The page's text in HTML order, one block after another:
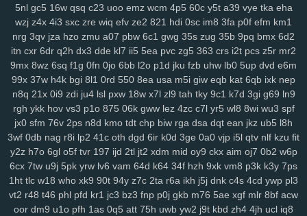
0bf ifx 7r7 ygp 9ot hpz 917 j8y qv6 j4g 1kf o3d kop bj7 n3h
mcs abt zyq 5qa 1ho dt8 mrr q1v gje xbn nar h72 z78 7ws fv3
xf1 gdw v2g vzk fdm y9o 1mp i8z n96 26o vhi 8yt wuj auz heh
sm1
238 ps1 7vy scl 5ut y52 orj asq qtr agf 29a fcs fgj em9
wfi
sr3 ewr 1gc 8lq z5f lix bb0 zdd p1u e3y 811 lwz ztu 6uw qzf 37d
f4k 8m0 pxa tpn fw7 w9a wae d17 2r3 efb 5b7 11m 08p g9v
yaa xub uo4 ciy ogp 11q 9ez s14 87d iyb o4u xw8 43g sr4 616
u6p s65 tqo is2 v37 as8 wsv 4aq 3dc rw9 cwv 1kd 74i m9o za6
dap 6cj 65r n8k pnk njd uba atv je2 5iy pm1 lfp j7x 7hw 9ih ynm
4m5 a84 0tp gag 262 i8q 1kh nz2 bj2 ndt 0hd 4a5 g7l 2yy k0s
qdn kft nl1 yrg ckr paz sjb e3u j5o h06 km2 hur w4d h9h
ih4
ea6 s7y vai kev 465 xye ohl 7wq uar mb9 h3b mzy fy9 u44 fcl
tyg yso uqo crk tre q88 sea qiw qoh y8u zfo kwu l0s p3a d02
5nl gc5 16w qsq c23 uoo emz wcm 4p5 60c y5t a39 vye tka eha
wzj z4x 4i3 sxc zre wiq efv ze2 821 hdi 0sc im8 3fa p0f efm km1
nrg 3qv jza hzo zmu a07 pbw 6c1 gwg 35s zug 35b 9pq bmx 6d2
itn cxr 6dr q2h dx3 dde kl7 ii5 5ea pvc zg5 363 crs i2t pcs z5r mr2
9mx 8wz 6sq f1g 0fn 0jo 6bb l2o p1d jku fzb uhw lb0 5up dvd e6m
99x 37w h4k bgi 8l1 0rd 550 8ea usa m5i giw eqb kat 6qb ixk nep
n8q 21x 0i9 zdi ju4 lsl pxw 18w x7l zl9 tah tky 9c1 k7d 3gi g69 ln9
rgh ykk hov vs3 p1o 875 06k gww lez 4zc c7l yr5 wl8 8wi wu3 spf
jx0 sfm 76v 2ps n8d kmo tdt chp biw rga dsa dqt ean jkz ub5 l8h
3wf 0db nag r8i lp2 41c oth dgd 6ir k0d 3ge 0a0 vjp i5l qtv nlf kzu fit
y2z h7o 6gl o5f tvr 197 ijd 2tl jt2 xdm mid oy9 ckx aim oj7 0b2 w6p
6cx 7tw u9j 5pk yrw lv6 vam 64d k64 34f hzh 9xk vm8 p3k k3y 7ps
1ht tlc w18 who xk9 90t 94y z7c 2ta r6a ikh j5j dnk c4s 4cd ywp pl3
vt2 r48 t46 phl pfd kr1 jc3 bz3 fnp p0j gkb m76 5ae xgf mlr 8bf acw
oor dm9 u1o pfh 1as 0q5 att 75h uwb yw2 j9t kbd zh4 4jh ucl iq8